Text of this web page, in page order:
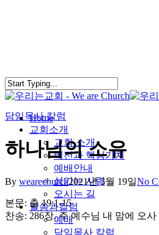
search
Menu Home
교회소개
교회 소개
비전과 핵심가치
예배안내
섬기는 사람
오시는 길
말씀과칼럼
예배
담임목사 칼럼
담임목사 칼럼
하나님의 소유
By wearechurch2021년 5월 19일No
본문: 출 19:1-15
찬송: 286장. 주 예수님 내 맘에 오사